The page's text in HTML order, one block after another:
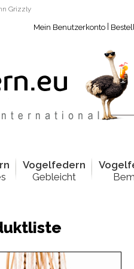
Grizzly
Mein Benutzerkonto
rn
Vogelfedern
Gebleicht